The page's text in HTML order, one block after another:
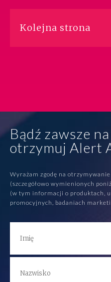
Kolejna strona
Bądź zawsze
otrzymuj Alert
Wyrażam zgodę na otrzymywanie
(szczegółowo wymienionych
(w tym informacji o produktach,
promocyjnych, badaniach